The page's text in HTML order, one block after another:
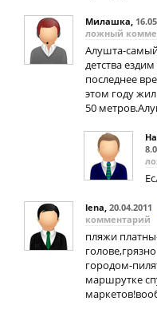
Милашка,
ложный
Алушта-
детства
последнее
этом году
50
lena, 20.04.2011
комментарий
пляжи
городом-
маршрутке